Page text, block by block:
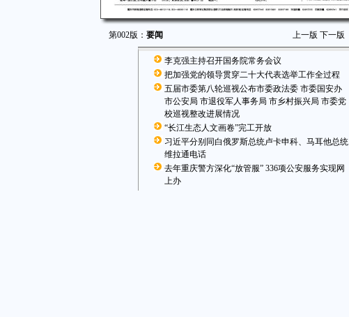
第002版： 要闻 上一版 下一版
李克强主持召开国务院常务会议
把加强党的领导贯穿二十大代表选举工作全过程
五届市委第八轮巡视公布市委政法委 市委国安办
市公安局 市退役军人事务局 市乡村振兴局 市委党
校巡视整改进展情况
“长江生态人文画卷”完工开放
习近平分别同白俄罗斯总统卢卡申科、马耳他总统
维拉通电话
去年重庆警方深化“放管服” 336项公安服务实现网
上办